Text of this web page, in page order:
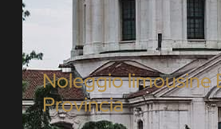
Noleggio limousine
Provincia